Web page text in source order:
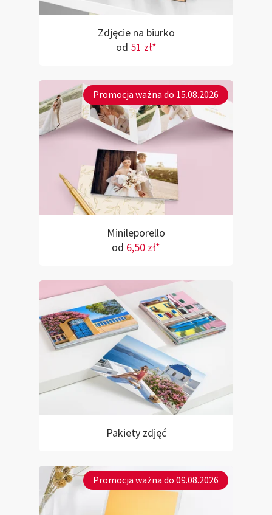
Zdjęcie na biurko
od 51 zł*
Promocja ważna do 15.08.2026
Minileporello
od 6,50 zł*
Pakiety zdjęć
Promocja ważna do 09.08.2026